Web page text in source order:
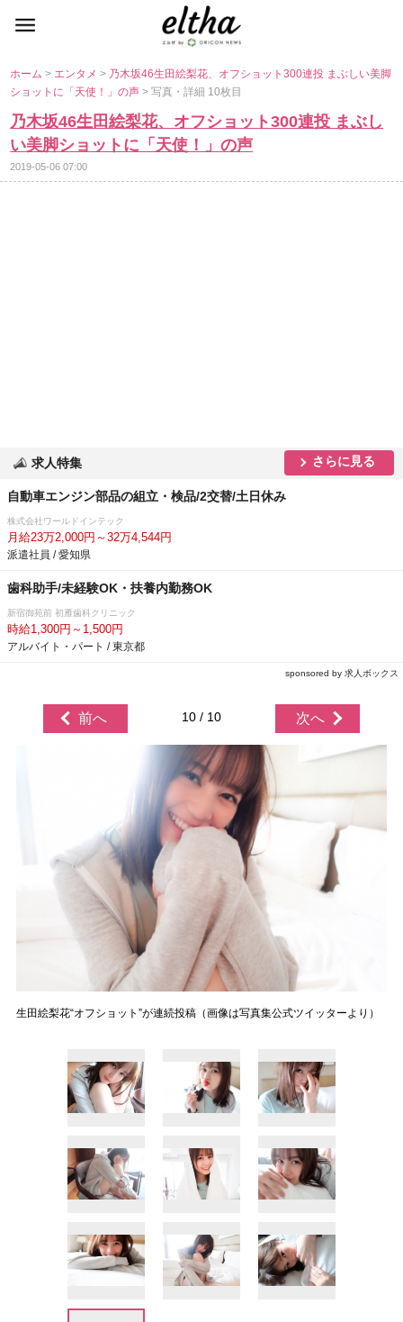
ホーム> エンタメ> 乃木坂46生田絵梨花、オフショット300連投 まぶしい美脚
ショットに「天使！」の声> 写真・詳細 10枚目
乃木坂46生田絵梨花、オフショット300連投 まぶし
い美脚ショットに「天使！」の声
2019-05-06 07:00
求人特集 さらに見る
自動車エンジン部品の組立・検品/2交替/土日休み
株式会社ワールドインテック
月給23万2,000円～32万4,544円
派遣社員 / 愛知県
歯科助手/未経験OK・扶養内勤務OK
新宿御苑前 初雁歯科クリニック
時給1,300円～1,500円
アルバイト・パート / 東京都
sponsored by 求人ボックス
前へ 10 / 10 次へ
生田絵梨花“オフショット”が連続投稿（画像は写真集公式ツイッターより）